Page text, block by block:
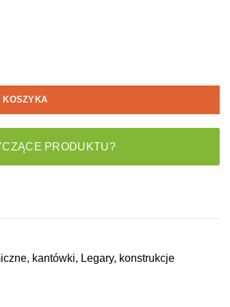
KOSZYKA
PRODUKTU?
kantówki, Legary, konstrukcje